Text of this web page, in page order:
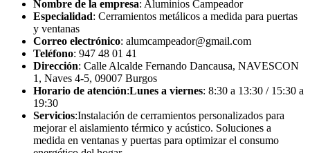
Nombre de la empresa: Aluminios Campeador
Especialidad: Cerramientos metálicos a medida para puertas
y ventanas
Correo electrónico: alumcampeador@gmail.com
Teléfono: 947 48 01 41
Dirección: Calle Alcalde Fernando Dancausa, NAVESCON
1, Naves 4-5, 09007 Burgos
Horario de atención:Lunes a viernes: 8:30 a 13:30 / 15:30 a
19:30
Servicios:Instalación de cerramientos personalizados para
mejorar el aislamiento térmico y acústico. Soluciones a
medida en ventanas y puertas para optimizar el consumo